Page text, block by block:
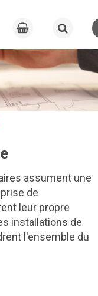
assument une
de
leur propre
installations de
l'ensemble du